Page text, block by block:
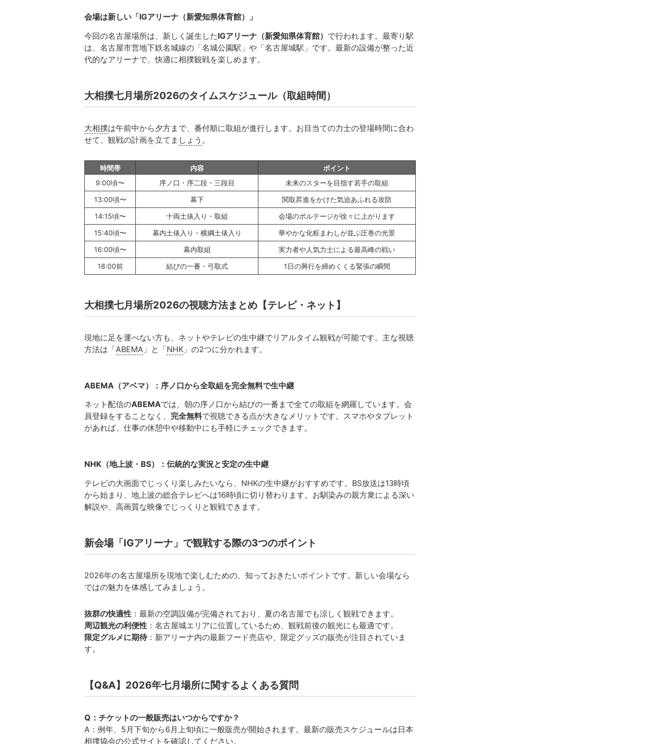
会場は新しい「IGアリーナ（新愛知県体育館）」
今回の名古屋場所は、新しく誕生したIGアリーナ（新愛知県体育館） で行われます。最寄り駅
は、名古屋市営地下鉄名城線の「名城公園駅」や「名古屋城駅」です。最新の設備が整った近
代的なアリーナで、快適に相撲観戦を楽しめます。
大相撲七月場所2026のタイムスケジュール（取組時間）
大相撲は午前中から夕方まで、番付順に取組が進行します。お目当ての力士の登場時間に合わ
せて、観戦の計画を立てま しょう 。
時間帯 内容
ポイント
9:00頃〜
序ノ口・序二段・三段目
未来のスターを目指す若手の取組
13:00頃〜
幕下
関取昇進をかけた気迫あふれる攻防
14:15頃〜
十両土俵入り・取組
会場のボルテージが徐々に上がります
15:40頃〜
幕内土俵入り・横綱土俵入り
華やかな化粧まわしが並ぶ圧巻の光景
16:00頃〜
幕内取組
実力者や人気力士による最高峰の戦い
18:00前
結びの一番・弓取式 1日の興行を締めくくる緊張の瞬間
大相撲七月場所2026の視聴方法まとめ【テレビ・ネット】
現地に足を運べない方も、ネットやテレビの生中継でリアルタイム観戦が可能です。主な視聴
方法は「ABEMA 」と「NHK 」の2つに分かれます。
ABEMA（アベマ）：序ノ口から全取組を完全無料で生中継
ネット配信のABEMAでは、朝の序ノ口から結びの一番まで全ての取組を網羅しています。会
員登録をすることなく、 完全無料で視聴できる点が大きなメリットです。スマホやタブレット
があれば、仕事の休憩中や移動中にも手軽にチェックできます。
NHK（地上波・BS）：伝統的な実況と安定の生中継
テレビの大画面でじっくり楽しみたいなら、NHKの生中継がおすすめです。BS放送は13時頃
から始まり、地上波の総合テレビへは16時頃に切り替わります。お馴染みの親方衆による深い
解説や、高画質な映像でじっくりと観戦できます。
新会場「IGアリーナ」で観戦する際の3つのポイント
2026年の名古屋場所を現地で楽しむための、知っておきたいポイントです。新しい会場なら
ではの魅力を体感してみましょう。
抜群の快適性 ：最新の空調設備が完備されており、夏の名古屋でも涼しく観戦できます。
周辺観光の利便性 ：名古屋城エリアに位置しているため、観戦前後の観光にも最適です。
限定グルメに期待：新アリーナ内の最新フード売店や、限定グッズの販売が注目されていま
す。
【Q&A】2026年七月場所に関するよくある質問
Q：チケットの一般販売はいつからですか？
A：例年、5月下旬から6月上旬頃に一般販売が開始されます。最新の販売スケジュールは日本
相撲協会の公式サイトを確認してください。